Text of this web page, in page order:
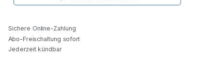
Sichere Online-Zahlung
Abo-Freischaltung sofort
Jederzeit kündbar